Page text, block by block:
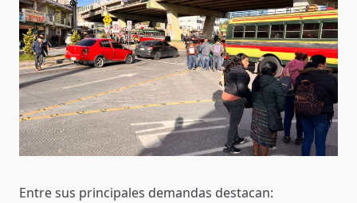
Entre sus principales demandas destacan: